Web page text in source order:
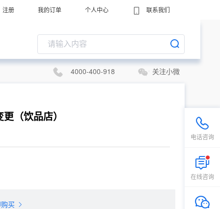
注册 我的订单 个人中心 联系我们
4000-400-918 关注小微
（饮品店）
买
电话咨询
在线咨询